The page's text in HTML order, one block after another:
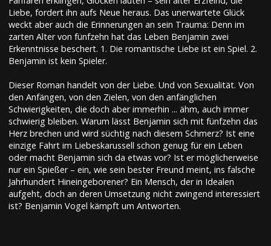
Liebe, fordert ihn aufs Neue heraus. Das unerwartete Glück
weckt aber auch die Erinnerungen an sein Trauma: Denn im
zarten Alter von fünfzehn hat das Leben Benjamin zwei
Erkenntnisse beschert. 1. Die romantische Liebe ist ein Spiel. 2.
Benjamin ist kein Spieler.
Dieser Roman handelt von der Liebe. Und von Sexualität. Von
den Anfängen, von den Zielen, von den anfänglichen
Schwierigkeiten, die doch aber immerhin ... ähm, auch immer
schwierig bleiben. Warum lässt Benjamin sich mit fünfzehn das
Herz brechen und wird süchtig nach diesem Schmerz? Ist eine
einzige Fahrt im Liebeskarussell schon genug für ein Leben
oder macht Benjamin sich da etwas vor? Ist er möglicherweise
nur ein Spießer – ein, wie sein bester Freund meint, ins falsche
Jahrhundert Hineingeborener? Ein Mensch, der in Idealen
aufgeht, doch an deren Umsetzung nicht zwingend interessiert
ist? Benjamin Vogel kämpft um Antworten.